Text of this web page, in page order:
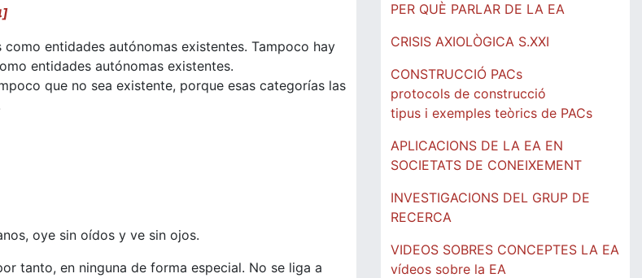
entidades autónomas existentes. Tampoco hay
entidades autónomas existentes.
que no sea existente, porque esas categorías las
oye sin oídos y ve sin ojos.
tanto, en ninguna de forma especial. No se liga a
PER QUÈ PARLAR DE LA EA
CRISIS AXIOLÒGICA S.XXI
CONSTRUCCIÓ PACs
protocols de construcció
tipus i exemples teòrics de PACs
APLICACIONS DE LA EA EN
SOCIETATS DE CONEIXEMENT
INVESTIGACIONS DEL GRUP DE
RECERCA
VIDEOS SOBRES CONCEPTES LA EA
vídeos sobre la EA